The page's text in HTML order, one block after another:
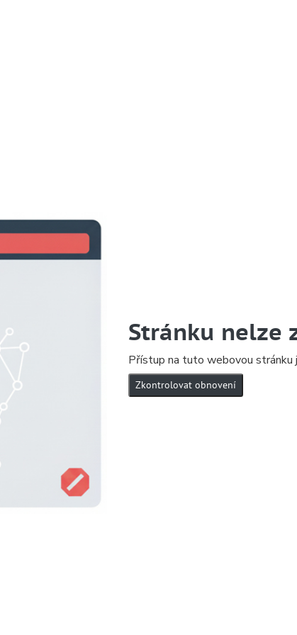
Stránku nelze
Přístup na tuto webovou stránku
Zkontrolovat obnovení